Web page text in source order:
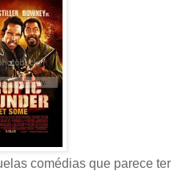
comédias que parece ter